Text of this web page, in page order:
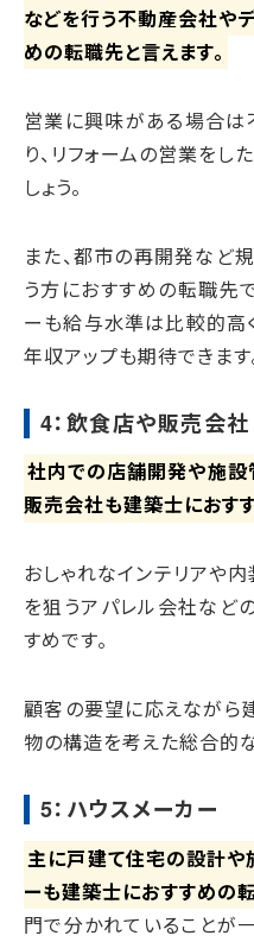
などを行う不動産会社や
めの転職先と言えます。
営業に興味がある場合
り、リフォームの営業をし
しょう。
また、都市の再開発など
う方におすすめの転職先
ーも給与水準は比較的高
年収アップも期待できます
4：飲食店や販売会社
社内での店舗開発や施
販売会社も建築士におす
おしゃれなインテリアや
を狙うアパレル会社など
すめです。
顧客の要望に応えながら
物の構造を考えた総合的
5：ハウスメーカー
主に戸建て住宅の設計や
ーも建築士におすすめの
門で分かれていることが